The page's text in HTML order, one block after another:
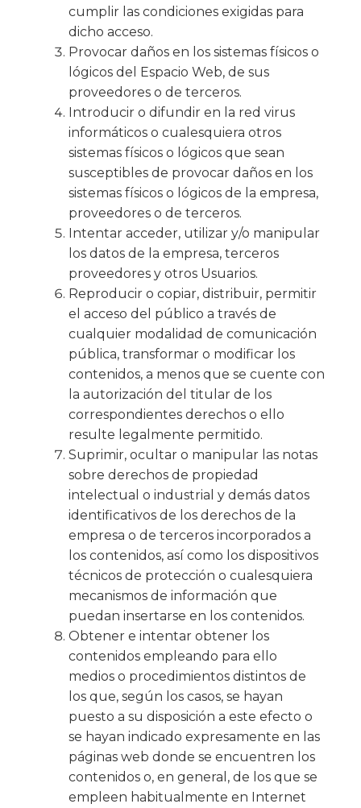
cumplir las condiciones exigidas para
dicho acceso.
Provocar daños en los sistemas físicos o
lógicos del Espacio Web, de sus
proveedores o de terceros.
Introducir o difundir en la red virus
informáticos o cualesquiera otros
sistemas físicos o lógicos que sean
susceptibles de provocar daños en los
sistemas físicos o lógicos de la empresa,
proveedores o de terceros.
Intentar acceder, utilizar y/o manipular
los datos de la empresa, terceros
proveedores y otros Usuarios.
Reproducir o copiar, distribuir, permitir
el acceso del público a través de
cualquier modalidad de comunicación
pública, transformar o modificar los
contenidos, a menos que se cuente con
la autorización del titular de los
correspondientes derechos o ello
resulte legalmente permitido.
Suprimir, ocultar o manipular las notas
sobre derechos de propiedad
intelectual o industrial y demás datos
identificativos de los derechos de la
empresa o de terceros incorporados a
los contenidos, así como los dispositivos
técnicos de protección o cualesquiera
mecanismos de información que
puedan insertarse en los contenidos.
Obtener e intentar obtener los
contenidos empleando para ello
medios o procedimientos distintos de
los que, según los casos, se hayan
puesto a su disposición a este efecto o
se hayan indicado expresamente en las
páginas web donde se encuentren los
contenidos o, en general, de los que se
empleen habitualmente en Internet